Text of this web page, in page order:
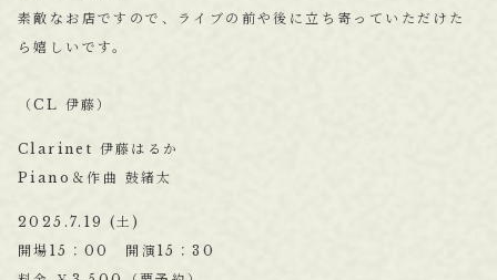
素敵なお店ですので、ライブの前や後に立ち寄っていただけた
ら嬉しいです。
（CL 伊藤）
Clarinet 伊藤はるか
Piano＆作曲 鼓緒太
2025.7.19 (土)
開場15：00 開演15：30